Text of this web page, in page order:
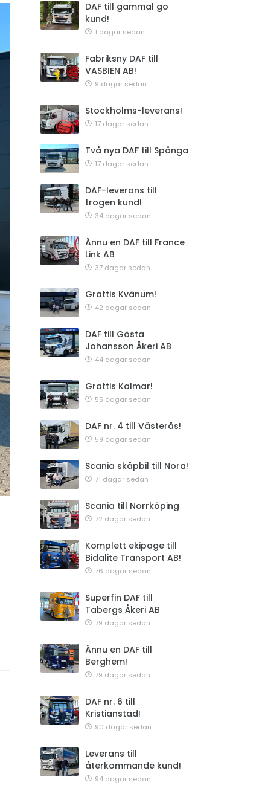
DAF till gammal go
kund!
1 dagar sedan
Fabriksny DAF till
VASBIEN AB!
9 dagar sedan
Stockholms-leverans!
17 dagar sedan
Två nya DAF till Spånga
17 dagar sedan
DAF-leverans till
trogen kund!
34 dagar sedan
Ännu en DAF till France
Link AB
37 dagar sedan
Grattis Kvänum!
42 dagar sedan
DAF till Gösta
Johansson Åkeri AB
44 dagar sedan
Grattis Kalmar!
55 dagar sedan
DAF nr. 4 till Västerås!
59 dagar sedan
Scania skåpbil till Nora!
71 dagar sedan
Scania till Norrköping
72 dagar sedan
Komplett ekipage till
Bidalite Transport AB!
76 dagar sedan
Superfin DAF till
Tabergs Åkeri AB
79 dagar sedan
Ännu en DAF till
Berghem!
79 dagar sedan
DAF nr. 6 till
Kristianstad!
90 dagar sedan
Leverans till
återkommande kund!
94 dagar sedan